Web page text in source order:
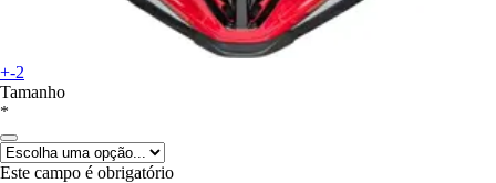
+-2
Tamanho
*
Este campo é obrigatório